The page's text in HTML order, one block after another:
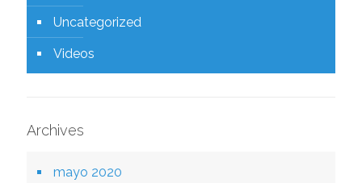
Uncategorized
Videos
Archives
mayo 2020